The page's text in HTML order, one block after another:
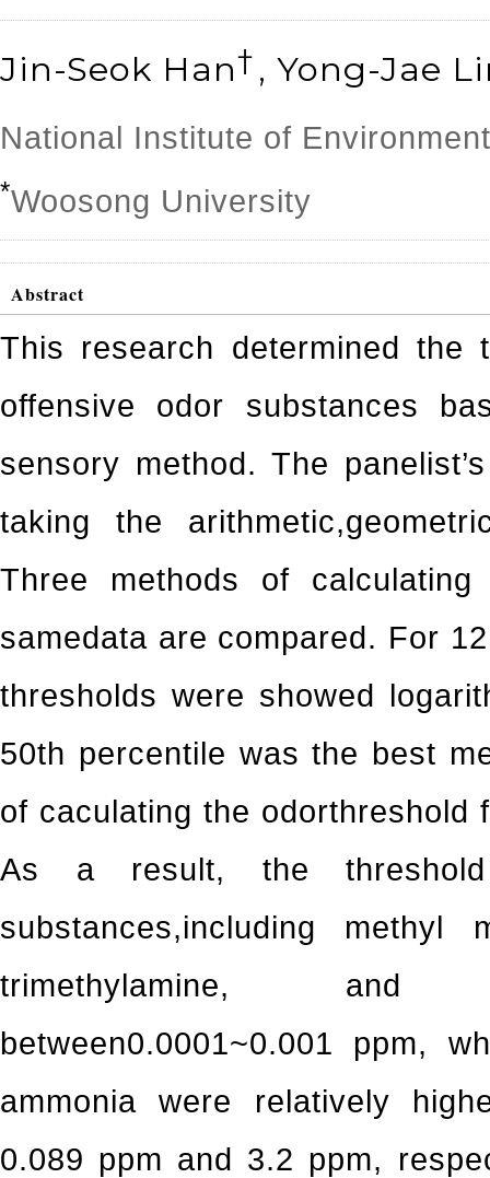
Jin-Seok Han† , Yong-Jae
National Institute of
*Woosong University
Abstract
This research determined the
offensive odor substances
sensory method. The
taking the
Three methods of
samedata are compared. For
thresholds were showed
50th percentile was the best
of caculating the odorthreshold
As a result, the
substances,including methyl
trimethylamine, and
between0.0001~0.001 ppm,
ammonia were relatively
0.089 ppm and 3.2 ppm,